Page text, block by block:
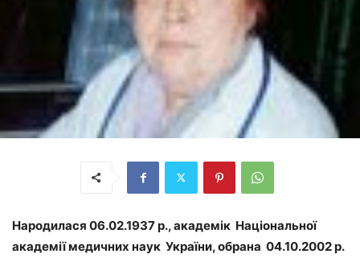
Народилася 06.02.1937 р., академік Національної
академії медичних наук України, обрана 04.10.2002 р.